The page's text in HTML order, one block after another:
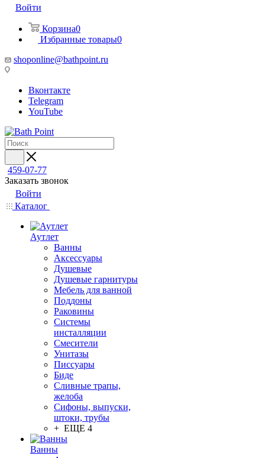
Войти
Корзина0
Избранные товары0
shoponline@bathpoint.ru
Вконтакте
Telegram
YouTube
459-07-77
Заказать звонок
Войти
Каталог
Аутлет
Ванны
Аксессуары
Душевые
Душевые гарнитуры
Мебель для ванной
Поддоны
Раковины
Системы
инсталляции
Смесители
Унитазы
Писсуары
Биде
Сливные трапы,
желоба
Сифоны, выпуски,
штоки, трубы
+ ЕЩЕ 4
Ванны